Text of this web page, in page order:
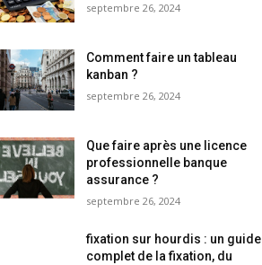
septembre 26, 2024
Comment faire un tableau
kanban ?
septembre 26, 2024
Que faire après une licence
professionnelle banque
assurance ?
septembre 26, 2024
fixation sur hourdis : un guide
complet de la fixation, du